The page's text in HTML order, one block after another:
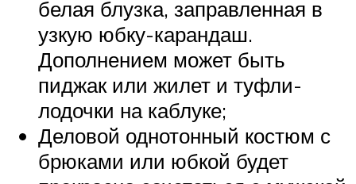
белая блузка, заправленная в
узкую юбку-карандаш.
Дополнением может быть
пиджак или жилет и туфли-
лодочки на каблуке;
Деловой однотонный костюм с
брюками или юбкой будет